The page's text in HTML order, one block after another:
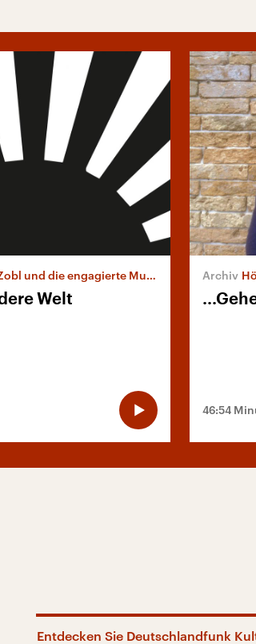
und die engagierte Musik
Welt
46:54
Entdecken Sie Deutschlandfunk